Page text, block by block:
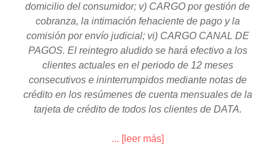
domicilio del consumidor; v) CARGO por gestión de
cobranza, la intimación fehaciente de pago y la
comisión por envío judicial; vi) CARGO CANAL DE
PAGOS. El reintegro aludido se hará efectivo a los
clientes actuales en el periodo de 12 meses
consecutivos e ininterrumpidos mediante notas de
crédito en los resúmenes de cuenta mensuales de la
tarjeta de crédito de todos los clientes de DATA.
... [leer más]